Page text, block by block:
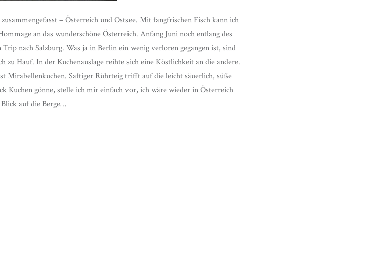
– Österreich und Ostsee. Mit fangfrischen Fisch kann ich
an das wunderschöne Österreich. Anfang Juni noch entlang des
nach Salzburg. Was ja in Berlin ein wenig verloren gegangen ist, sind
zu Hauf. In der Kuchenauslage reihte sich eine Köstlichkeit an die andere.
Mirabellenkuchen. Saftiger Rührteig trifft auf die leicht säuerlich, süße
Kuchen gönne, stelle ich mir einfach vor, ich wäre wieder in Österreich
auf die Berge…